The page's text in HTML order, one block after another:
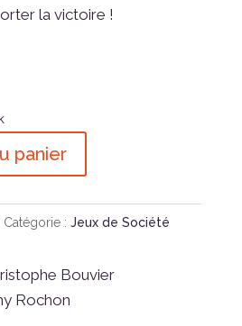
la victoire !
panier
Catégorie : Jeux de Société
Bouvier
Rochon